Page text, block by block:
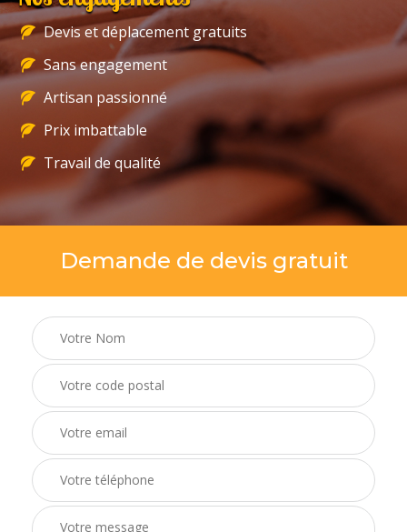
Devis et déplacement gratuits
Sans engagement
Artisan passionné
Prix imbattable
Travail de qualité
Demande de devis gratuit